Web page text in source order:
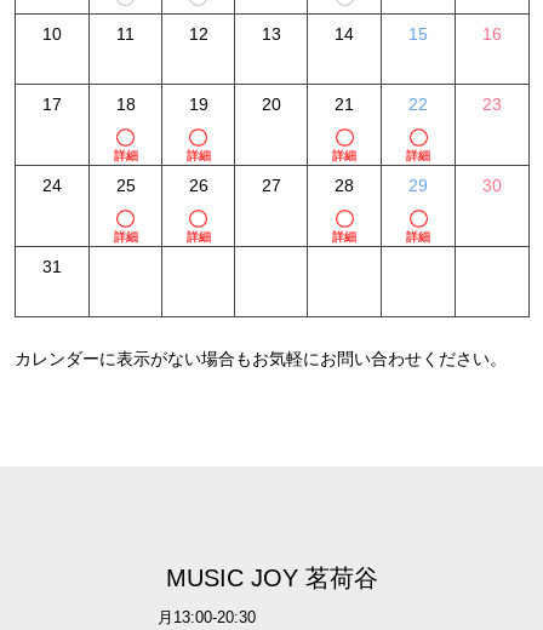
10 11 12 13 14 15 16
17 18
詳細
19
詳細
20 21
詳細
22
詳細
23
24 25
詳細
26
詳細
27 28
詳細
29
詳細
30
31
カレンダーに表示がない場合もお気軽にお問い合わせください。
MUSIC JOY 茗荷谷
月13:00-20:30